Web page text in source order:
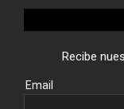
Recibe
Email